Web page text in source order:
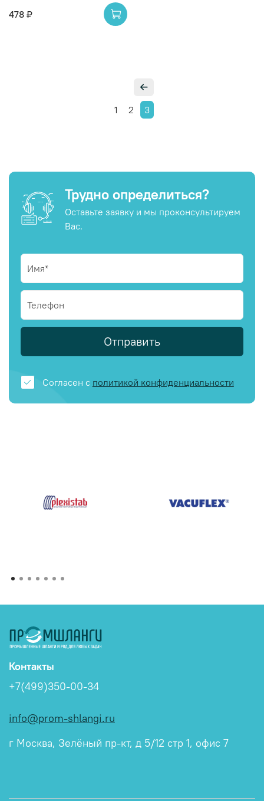
478 ₽
1 2 3
Трудно определиться?
Оставьте заявку и мы проконсультируем
Вас.
Отправить
Согласен с политикой конфиденциальности
Контакты
+7(499)350-00-34
info@prom-shlangi.ru
г Москва, Зелёный пр-кт, д 5/12 стр 1, офис 7